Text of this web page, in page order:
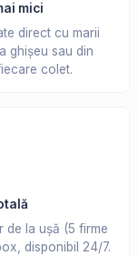
mici
direct cu marii
ghișeu sau din
colet.
de la ușă (5 firme
disponibil 24/7.